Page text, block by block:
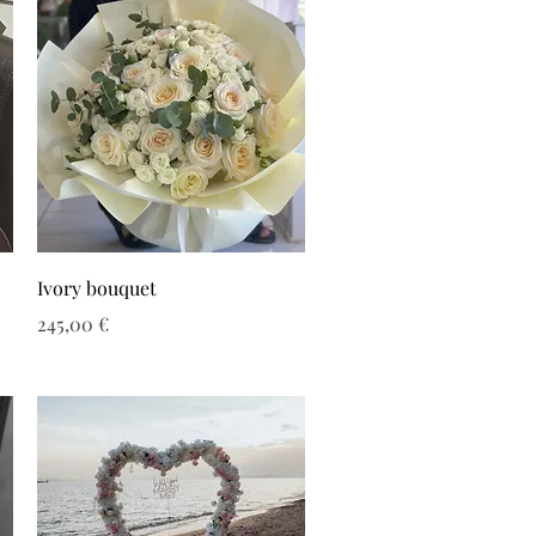
Ivory bouquet
Τιμή
245,00 €